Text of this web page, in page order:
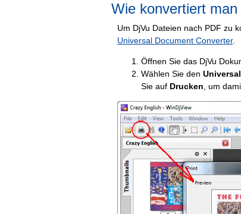
Wie konvertiert
Um DjVu Dateien nach PDF zu
Universal Document Converter.
Öffnen Sie das DjVu
Wählen Sie den
Sie auf Drucken , um